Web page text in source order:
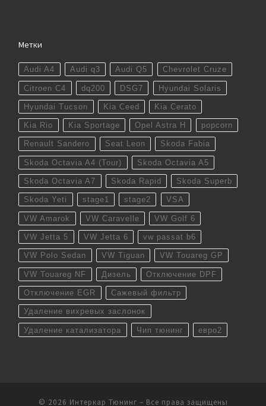
Метки
Audi A4 Audi q3 Audi Q5 Chevrolet Cruze
Citroen C4 dq200 DSG7 Hyundai Solaris
Hyundai Tucson Kia Ceed Kia Cerato
Kia Rio Kia Sportage Opel Astra H popcorn
Renault Sandero Seat Leon Skoda Fabia
Skoda Octavia A4 (Tour) Skoda Octavia A5
Skoda Octavia A7 Skoda Rapid Skoda Superb
Skoda Yeti stage1 stage2 VSA
VW Amarok VW Caravelle VW Golf 6
VW Jetta 5 VW Jetta 6 vw passat b6
VW Polo Sedan VW Tiguan VW Touareg GP
VW Touareg NF Дизель Отключение DPF
Отключение EGR Сажевый фильтр
Удаление вихревых заслонок
Удаление катализатора Чип тюнинг евро2
© 2026 Интеркар Тюнинг – Все права защищены